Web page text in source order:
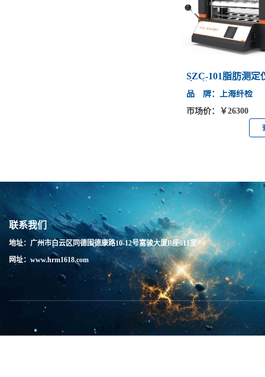
SZC-101脂肪测定
品 牌：上海纤检
市场价：￥26300
联系我们
地址：广州市白云区同德围德康路10-12号富骏大厦B座611室
网址：www.hrm1618.com